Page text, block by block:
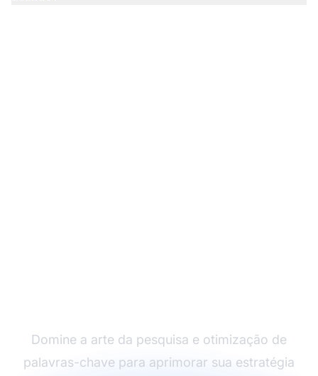
Domine a arte da pesquisa e otimização de
palavras-chave para aprimorar sua estratégia